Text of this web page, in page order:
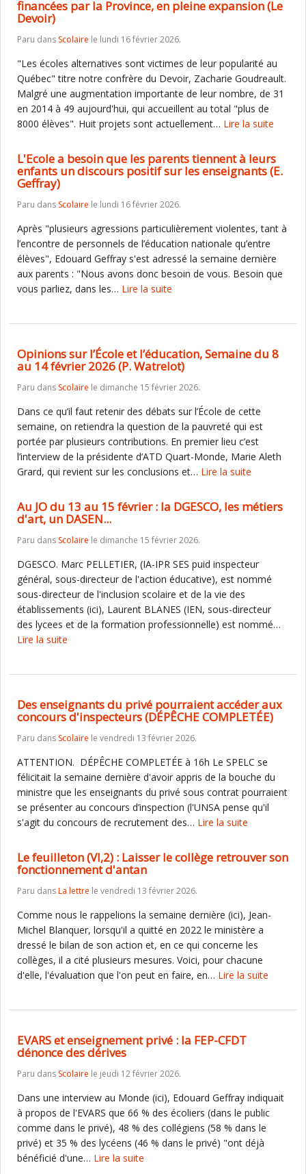
financées par la Province, en pleine expansion (Le
Devoir)
Paru dans Scolaire le lundi 16 février 2026.
"Les écoles alternatives sont victimes de leur popularité au
Québec" titre notre confrère du Devoir, Zacharie Goudreault.
Malgré une augmentation importante de leur nombre, de 31
en 2014 à 49 aujourd'hui, qui accueillent au total "plus de
8000 élèves". Huit projets sont actuellement… Lire la suite
L'Ecole a besoin que les parents tiennent à leurs
enfants un discours positif sur les enseignants (E.
Geffray)
Paru dans Scolaire le lundi 16 février 2026.
Après "plusieurs agressions particulièrement violentes, tant à
l’encontre de personnels de l’éducation nationale qu’entre
élèves", Edouard Geffray s'est adressé la semaine dernière
aux parents : "Nous avons donc besoin de vous. Besoin que
vous parliez, dans les… Lire la suite
Opinions sur l’École et l’éducation, Semaine du 8
au 14 février 2026 (P. Watrelot)
Paru dans Scolaire le dimanche 15 février 2026.
Dans ce qu’il faut retenir des débats sur l’École de cette
semaine, on retiendra la question de la pauvreté qui est
portée par plusieurs contributions. En premier lieu c’est
l’interview de la présidente d’ATD Quart-Monde, Marie Aleth
Grard, qui revient sur les conclusions et… Lire la suite
Au JO du 13 au 15 février : la DGESCO, les métiers
d'art, un DASEN...
Paru dans Scolaire le dimanche 15 février 2026.
DGESCO. Marc PELLETIER, (IA-IPR SES puid inspecteur
général, sous-directeur de l'action éducative), est nommé
sous-directeur de l'inclusion scolaire et de la vie des
établissements (ici), Laurent BLANES (IEN, sous-directeur
des lycees et de la formation professionnelle) est nommé…
Lire la suite
Des enseignants du privé pourraient accéder aux
concours d'inspecteurs (DÉPÊCHE COMPLETÉE)
Paru dans Scolaire le vendredi 13 février 2026.
ATTENTION. DÉPÊCHE COMPLETÉE à 16h Le SPELC se
félicitait la semaine dernière d'avoir appris de la bouche du
ministre que les enseignants du privé sous contrat pourraient
se présenter au concours d’inspection (l'UNSA pense qu'il
s'agit du concours de recrutement des… Lire la suite
Le feuilleton (VI,2) : Laisser le collège retrouver son
fonctionnement d'antan
Paru dansLa lettre le vendredi 13 février 2026.
Comme nous le rappelions la semaine dernière (ici), Jean-
Michel Blanquer, lorsqu'il a quitté en 2022 le ministère a
dressé le bilan de son action et, en ce qui concerne les
collèges, il a cité plusieurs mesures. Voici, pour chacune
d'elle, l'évaluation que l'on peut en faire, en… Lire la suite
EVARS et enseignement privé : la FEP-CFDT
dénonce des dérives
Paru dans Scolaire le jeudi 12 février 2026.
Dans une interview au Monde (ici), Edouard Geffray indiquait
à propos de l'EVARS que 66 % des écoliers (dans le public
comme dans le privé), 48 % des collégiens (58 % dans le
privé) et 35 % des lycéens (46 % dans le privé) "ont déjà
bénéficié d'une… Lire la suite